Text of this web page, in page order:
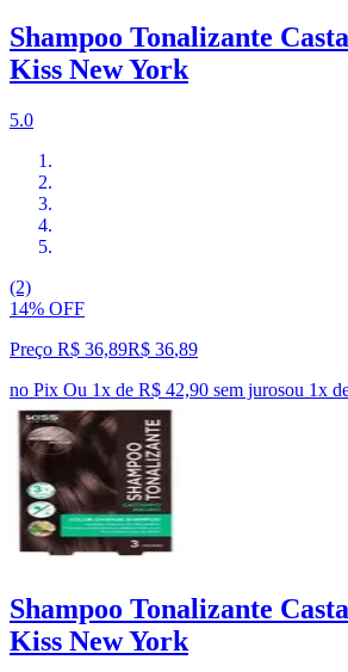
Shampoo Tonalizante
Kiss New York
5.0
(2)
14% OFF
Preço R$ 36,89R$ 36,89
no Pix Ou 1x de R$ 42,90 sem jurosou 1x
Shampoo Tonalizante
Kiss New York